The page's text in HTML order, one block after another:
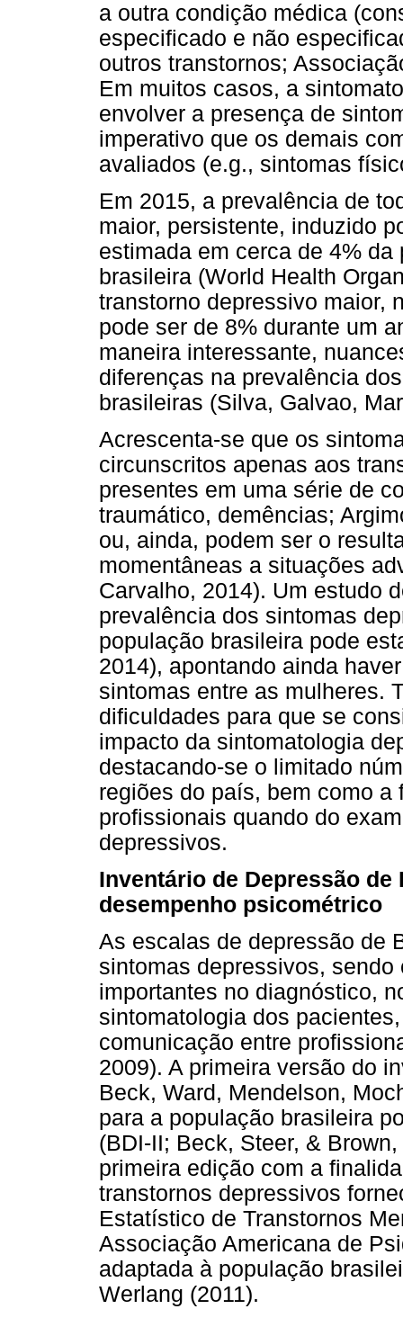
a outra condição médica
especificado e não
outros transtornos;
Em muitos casos, a
envolver a presença de
imperativo que os demais
avaliados (e.g., sintomas
Em 2015, a prevalência de
maior, persistente, induzido
estimada em cerca de 4%
brasileira (World Health
transtorno depressivo maior,
pode ser de 8% durante um
maneira interessante,
diferenças na prevalência
brasileiras (Silva, Galvao,
Acrescenta-se que os
circunscritos apenas aos
presentes em uma série de
traumático, demências;
ou, ainda, podem ser o
momentâneas a situações
Carvalho, 2014). Um estudo
prevalência dos sintomas
população brasileira pode
2014), apontando ainda
sintomas entre as mulheres.
dificuldades para que se
impacto da sintomatologia
destacando-se o limitado
regiões do país, bem como a
profissionais quando do
depressivos.
Inventário de Depressão
desempenho psicométrico
As escalas de depressão de
sintomas depressivos,
importantes no diagnóstico,
sintomatologia dos
comunicação entre
2009). A primeira versão do
Beck, Ward, Mendelson,
para a população brasileira
(BDI-II; Beck, Steer, &
primeira edição com a
transtornos depressivos
Estatístico de Transtornos
Associação Americana de
adaptada à população
Werlang (2011).